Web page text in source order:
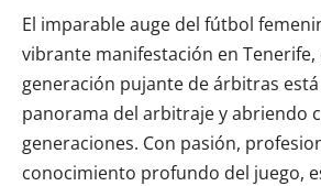
El imparable auge del fútbol
vibrante manifestación en
generación pujante de árbitras
panorama del arbitraje y abriendo
generaciones. Con pasión,
conocimiento profundo del juego,